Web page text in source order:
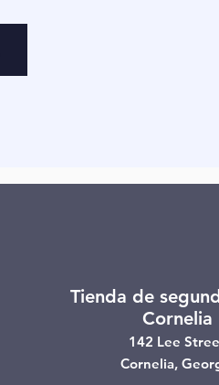
Tienda de
Cornelia
142 Lee
Cornelia,